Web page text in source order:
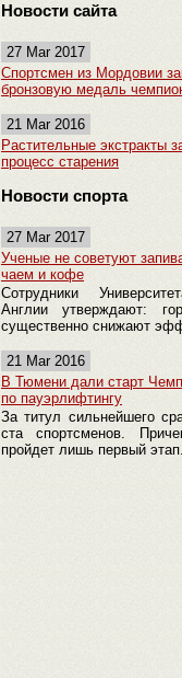
Новости сайта
27 Mar 2017
Спортсмен из Мордовии
бронзовую медаль
21 Mar 2016
Растительные экстракты
процесс старения
Новости спорта
27 Mar 2017
Ученые не советуют
чаем и кофе
Сотрудники
Англии утверждают:
существенно снижают
21 Mar 2016
В Тюмени дали старт
по пауэрлифтингу
За титул сильнейшего
ста спортсменов.
пройдет лишь первый